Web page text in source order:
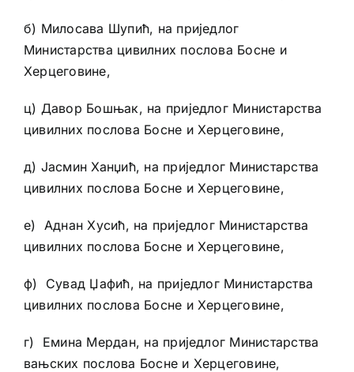
б) Милосава Шупић, на приједлог
Министарства цивилних послова Босне и
Херцеговине,
ц) Давор Бошњак, на приједлог Министарства
цивилних послова Босне и Херцеговине,
д) Јасмин Ханџић, на приједлог Министарства
цивилних послова Босне и Херцеговине,
е) Аднан Хусић, на приједлог Министарства
цивилних послова Босне и Херцеговине,
ф) Сувад Џафић, на приједлог Министарства
цивилних послова Босне и Херцеговине,
г) Емина Мердан, на приједлог Министарства
вањских послова Босне и Херцеговине,